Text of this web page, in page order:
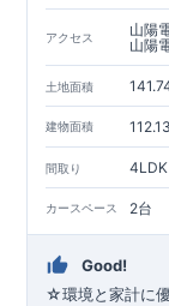
アクセス
山陽
山陽
土地面積
建物面積
間取り 4LDK
カースペース 2台
Good!
☆環境と家計に